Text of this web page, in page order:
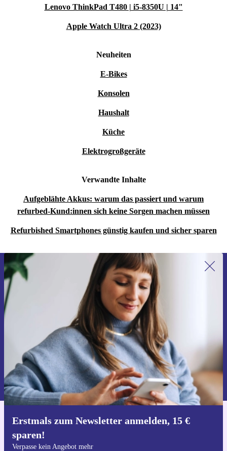
Lenovo ThinkPad T480 | i5-8350U | 14"
Apple Watch Ultra 2 (2023)
Neuheiten
E-Bikes
Konsolen
Haushalt
Küche
Elektrogroßgeräte
Verwandte Inhalte
Aufgeblähte Akkus: warum das passiert und warum
refurbed-Kund:innen sich keine Sorgen machen müssen
Refurbished Smartphones günstig kaufen und sicher sparen
Erstmals zum Newsletter anmelden, 15 €
sparen!
Verpasse kein Angebot mehr
Erstmals zum Newsletter anmelden,
15 € sparen!
Verpasse kein Angebot mehr.
Gutschein anfordern
Informationen über die Verwendung personenbezogener Daten findest
du in unserer
Datenschutzerklärung.
Hol dir die refurbed-App